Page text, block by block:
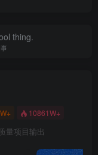
thing.
10861W+
量项目输出